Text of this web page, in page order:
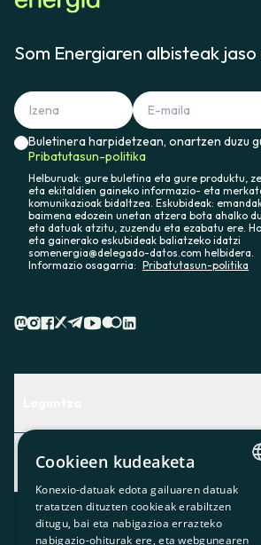
Som Energiaren albisteak
Buletinera harpidetzean, onartzen duzu
Pribatutasun-politika
Helburuak: gure buletina eta gure produktu,
eta ekitaldien gaineko informazio- eta
komunikazioak bidaltzea. Eskubideak:
baimena edozein unetan atzera bota ahalko
eta datuak atzitu, zuzendu eta ezabatu ere.
eta gainerako eskubideak baliatzeko idatzi
somenergia@delegado-datos.com helbidera.
Informazio osagarria: Pribatutasun-politika
Centro de Ayuda
Aurkitu zerbitzurik egokiena zuretzat
Contacto
Albisteak
Albisteak
Bazkideen txokoa
CATALAN
SPANISH
Cookieen kudeaketa
Konexio-datuak edota gailuaren datuak
tratatzen dituzten cookieak erabiltzen
ditugu, bai eta nabigazioa errazteko
nabigazio-ohiturak ere, eta webgunearen